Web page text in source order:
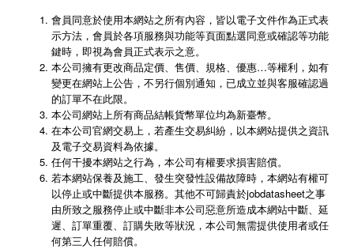
會員同意於使用本網站之所有內容，皆以電子文件作為正式表
示方法，會員於各項服務與功能等頁面點選同意或確認等功能
鍵時，即視為會員正式表示之意。
本公司擁有更改商品定價、售價、規格、優惠…等權利，如有
變更在網站上公告，不另行個別通知，已成立並與客服確認過
的訂單不在此限。
本公司網站上所有商品結帳貨幣單位均為新臺幣。
在本公司官網交易上，若產生交易糾紛，以本網站提供之資訊
及電子交易資料為依據。
任何干擾本網站之行為，本公司有權要求損害賠償。
若本網站保養及施工、發生突發性設備故障時，本網站有權可
以停止或中斷提供本服務。其他不可歸責於jobdatasheet之事
由所致之服務停止或中斷非本公司惡意所造成本網站中斷、延
遲、訂單重覆、訂購失敗等狀況，本公司無需提供使用者或任
何第三人任何賠償。